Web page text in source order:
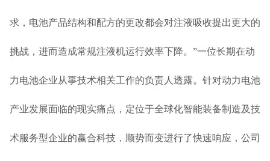
求，电池产品结构和配方的更改都会对注液吸收提出更大的
挑战，进而造成常规注液机运行效率下降。”一位长期在动
力电池企业从事技术相关工作的负责人透露。针对动力电池
产业发展面临的现实痛点，定位于全球化智能装备制造及技
术服务型企业的赢合科技，顺势而变进行了快速响应，公司